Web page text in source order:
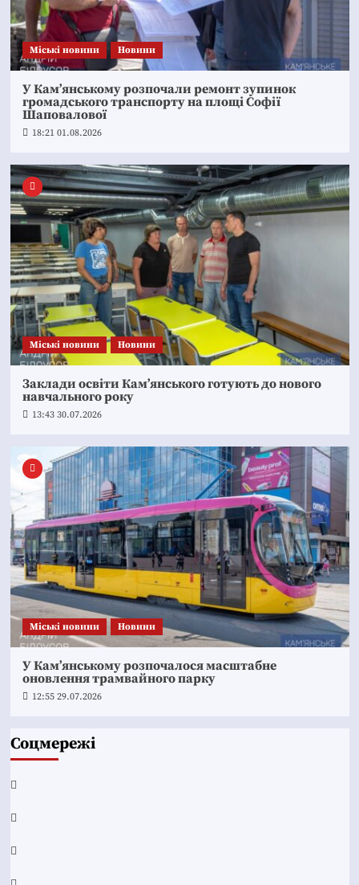
Mіські новини Новини
У Кам’янському розпочали ремонт зупинок
громадського транспорту на площі Софії
Шаповалової
18:21 01.08.2026
Mіські новини Новини
Заклади освіти Кам’янського готують до нового
навчального року
13:43 30.07.2026
Mіські новини Новини
У Кам’янському розпочалося масштабне
оновлення трамвайного парку
12:55 29.07.2026
Соцмережі
Facebook
YouTube
Telegram